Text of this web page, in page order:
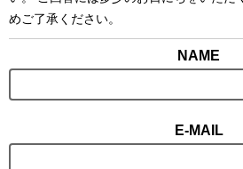
めご了承ください。